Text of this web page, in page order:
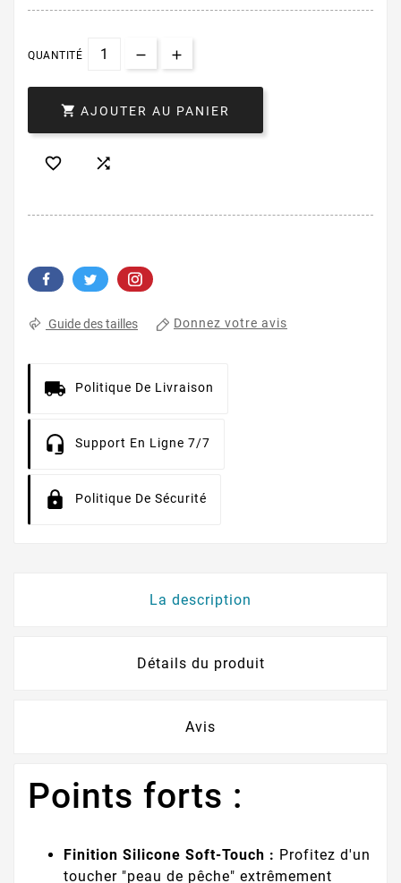
QUANTITÉ
 AJOUTER AU PANIER
 
Guide des tailles Donnez votre avis
Politique De Livraison
Support En Ligne 7/7
Politique De Sécurité
La description
Détails du produit
Avis
Points forts :
Finition Silicone Soft-Touch : Profitez d'un
toucher "peau de pêche" extrêmement